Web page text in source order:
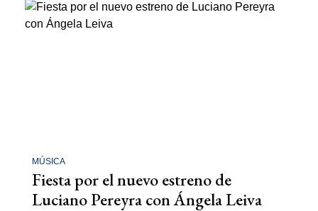
MÚSICA
Fiesta por el nuevo estreno de
Luciano Pereyra con Ángela Leiva